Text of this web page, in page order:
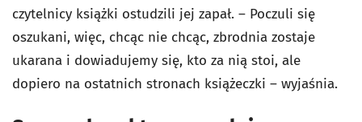
czytelnicy książki ostudzili jej zapał. – Poczuli się
oszukani, więc, chcąc nie chcąc, zbrodnia zostaje
ukarana i dowiadujemy się, kto za nią stoi, ale
dopiero na ostatnich stronach książeczki – wyjaśnia.